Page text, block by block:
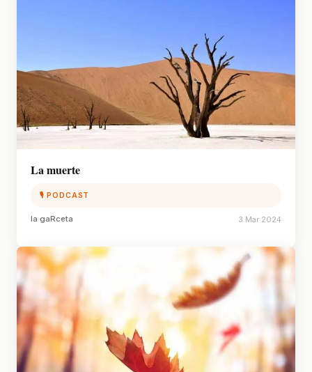
La muerte
🎙 PODCAST
la gaRceta 3 Mar 2024